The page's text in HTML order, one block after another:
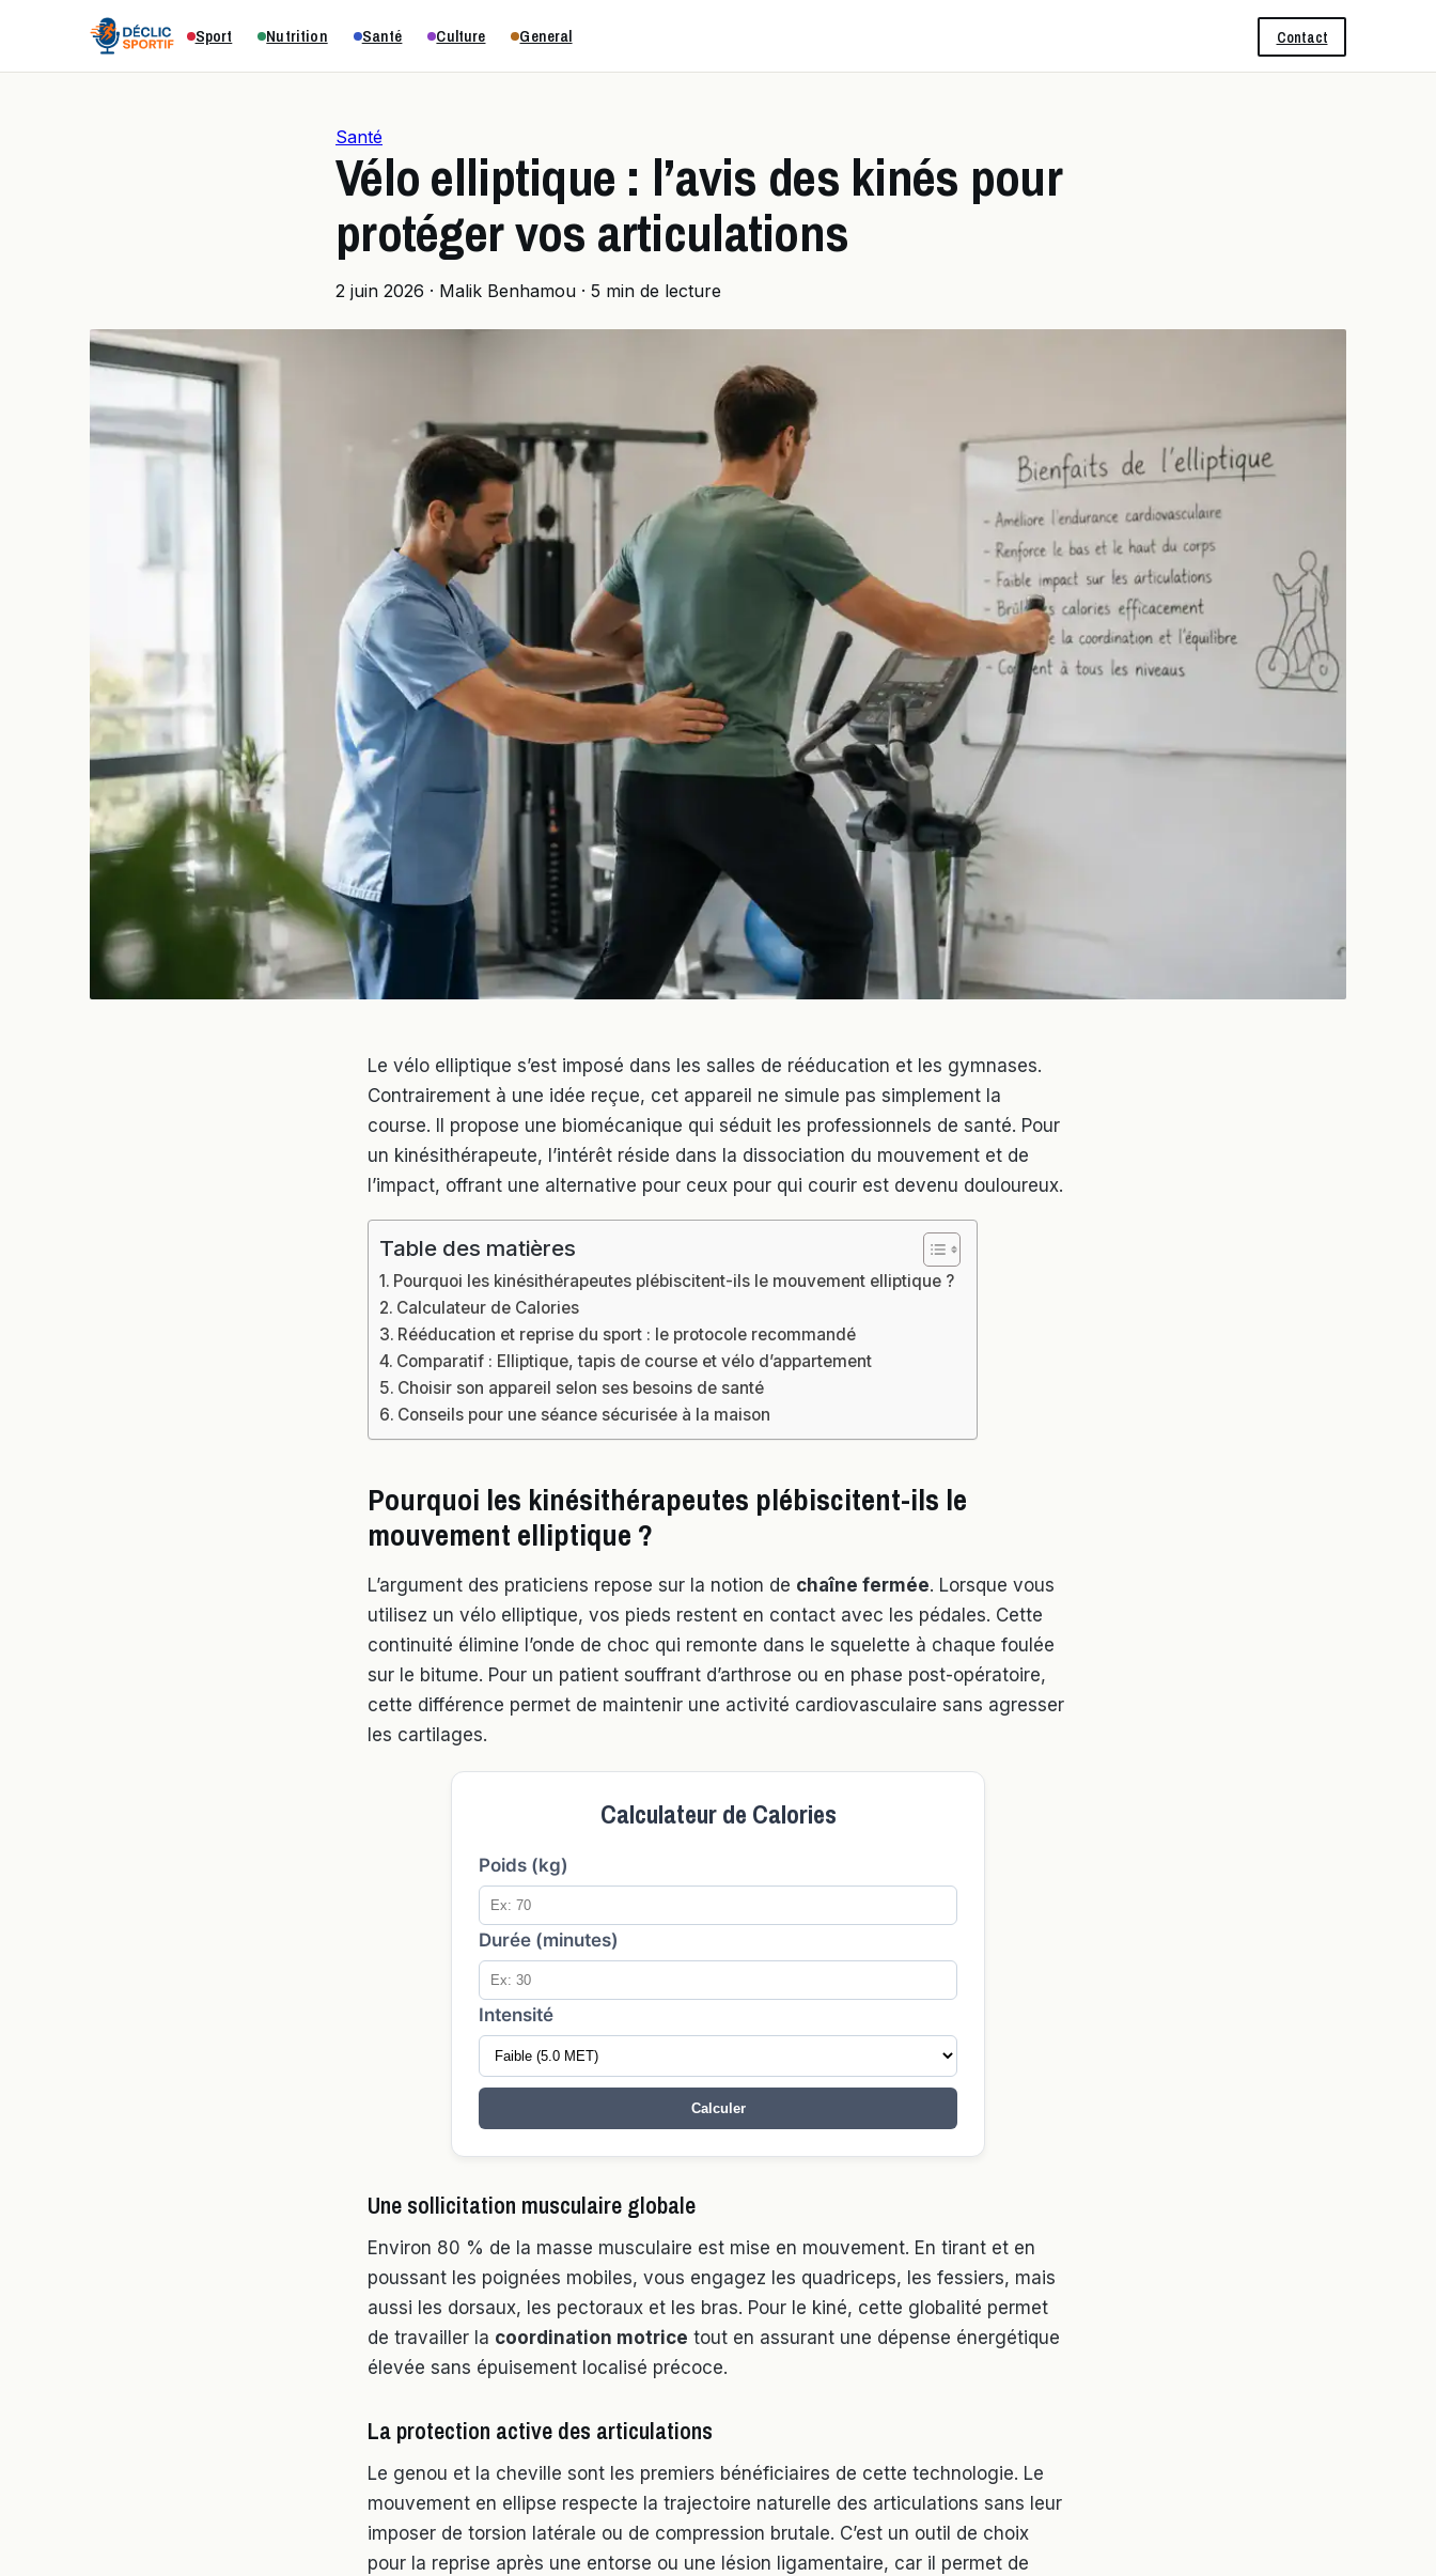
Sport Nutrition Santé Culture General Contact
Santé
Vélo elliptique : l’avis des kinés pour
protéger vos articulations
2 juin 2026 · Malik Benhamou · 5 min de lecture
Le vélo elliptique s’est imposé dans les salles de rééducation et les gymnases.
Contrairement à une idée reçue, cet appareil ne simule pas simplement la
course. Il propose une biomécanique qui séduit les professionnels de santé. Pour
un kinésithérapeute, l’intérêt réside dans la dissociation du mouvement et de
l’impact, offrant une alternative pour ceux pour qui courir est devenu douloureux.
Table des matières
Pourquoi les kinésithérapeutes plébiscitent-ils le mouvement elliptique ?
Calculateur de Calories
Rééducation et reprise du sport : le protocole recommandé
Comparatif : Elliptique, tapis de course et vélo d’appartement
Choisir son appareil selon ses besoins de santé
Conseils pour une séance sécurisée à la maison
Pourquoi les kinésithérapeutes plébiscitent-ils le
mouvement elliptique ?
L’argument des praticiens repose sur la notion de chaîne fermée. Lorsque vous
utilisez un vélo elliptique, vos pieds restent en contact avec les pédales. Cette
continuité élimine l’onde de choc qui remonte dans le squelette à chaque foulée
sur le bitume. Pour un patient souffrant d’arthrose ou en phase post-opératoire,
cette différence permet de maintenir une activité cardiovasculaire sans agresser
les cartilages.
Calculateur de Calories
Poids (kg)
Durée (minutes)
Intensité
Calculer
Une sollicitation musculaire globale
Environ 80 % de la masse musculaire est mise en mouvement. En tirant et en
poussant les poignées mobiles, vous engagez les quadriceps, les fessiers, mais
aussi les dorsaux, les pectoraux et les bras. Pour le kiné, cette globalité permet
de travailler la coordination motrice tout en assurant une dépense énergétique
élevée sans épuisement localisé précoce.
La protection active des articulations
Le genou et la cheville sont les premiers bénéficiaires de cette technologie. Le
mouvement en ellipse respecte la trajectoire naturelle des articulations sans leur
imposer de torsion latérale ou de compression brutale. C’est un outil de choix
pour la reprise après une entorse ou une lésion ligamentaire, car il permet de